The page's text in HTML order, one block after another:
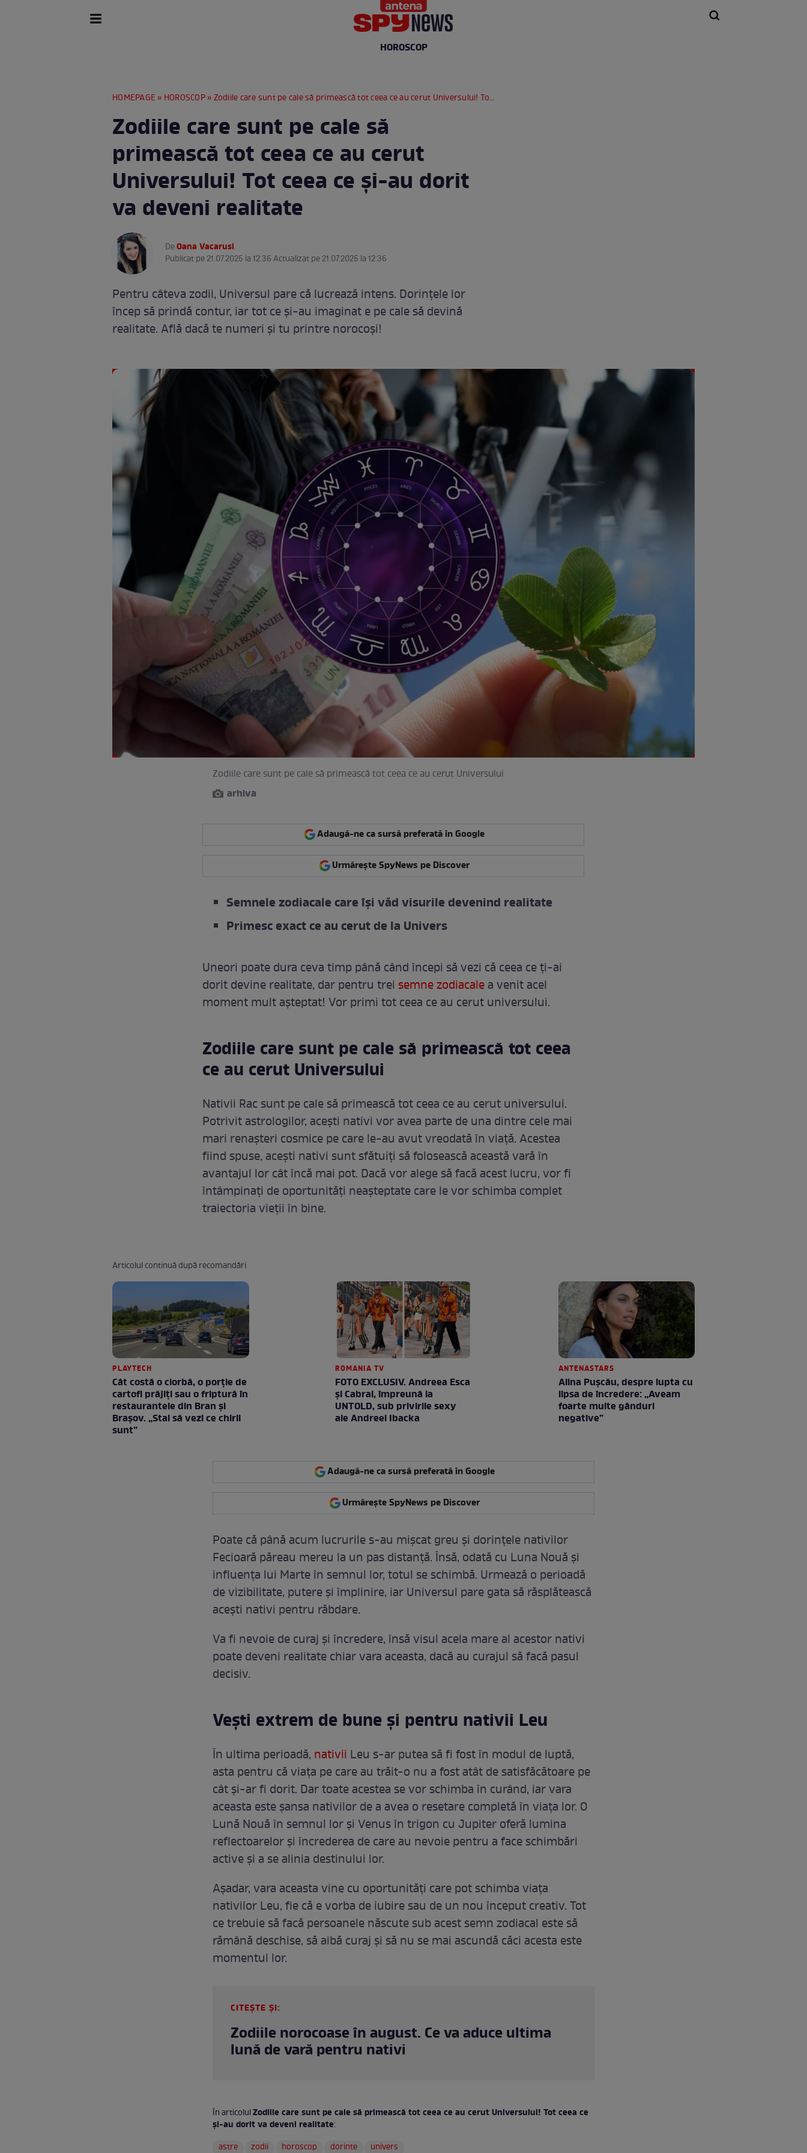
HOROSCOP
HOMEPAGE » HOROSCOP» Zodiile care sunt pe cale să primească tot ceea ce au cerut Universului! Tot ceea ce și-au dorit va deveni realitate
Zodiile care sunt pe cale să
primească tot ceea ce au cerut
Universului! Tot ceea ce și-au dorit
va deveni realitate
DeOana Vacarusi.
Publicat pe 21.07.2025 la 12:36 Actualizat pe 21.07.2025 la 12:36
Pentru câteva zodii, Universul pare că lucrează intens. Dorințele lor
încep să prindă contur, iar tot ce și-au imaginat e pe cale să devină
realitate. Află dacă te numeri și tu printre norocoși!
Zodiile care sunt pe cale să primească tot ceea ce au cerut Universului
arhiva
Adaugă-ne ca sursă preferată în Google
Urmărește SpyNews pe Discover
Semnele zodiacale care își văd visurile devenind realitate
Primesc exact ce au cerut de la Univers
Uneori poate dura ceva timp până când începi să vezi că ceea ce ți-ai
dorit devine realitate, dar pentru trei semne zodiacalea venit acel
moment mult așteptat! Vor primi tot ceea ce au cerut universului.
Zodiile care sunt pe cale să primească tot ceea
ce au cerut Universului
Nativii Rac sunt pe cale să primească tot ceea ce au cerut universului.
Potrivit astrologilor, acești nativi vor avea parte de una dintre cele mai
mari renașteri cosmice pe care le-au avut vreodată în viață. Acestea
fiind spuse, acești nativi sunt sfătuiți să folosească această vară în
avantajul lor cât încă mai pot. Dacă vor alege să facă acest lucru, vor fi
întâmpinați de oportunități neașteptate care le vor schimba complet
traiectoria vieții în bine.
Articolul continuă după recomandări
PLAYTECH
Cât costă o ciorbă, o porţie de
cartofi prăjiţi sau o friptură în
restaurantele din Bran şi
Braşov. „Stai să vezi ce chirii
sunt”
ROMANIA TV
FOTO EXCLUSIV. Andreea Esca
şi Cabral, împreună la
UNTOLD, sub privirile sexy
ale Andreei Ibacka
ANTENASTARS
Alina Pușcău, despre lupta cu
lipsa de încredere: „Aveam
foarte multe gânduri
negative”
Adaugă-ne ca sursă preferată în Google
Urmărește SpyNews pe Discover
Poate că până acum lucrurile s-au mișcat greu și dorințele nativilor
Fecioară păreau mereu la un pas distanță. Însă, odată cu Luna Nouă și
influența lui Marte în semnul lor, totul se schimbă. Urmează o perioadă
de vizibilitate, putere și împlinire, iar Universul pare gata să răsplătească
acești nativi pentru răbdare.
Va fi nevoie de curaj și încredere, însă visul acela mare al acestor nativi
poate deveni realitate chiar vara aceasta, dacă au curajul să facă pasul
decisiv.
Vești extrem de bune și pentru nativii Leu
În ultima perioadă, nativii Leu s-ar putea să fi fost în modul de luptă,
asta pentru că viața pe care au trăit-o nu a fost atât de satisfăcătoare pe
cât și-ar fi dorit. Dar toate acestea se vor schimba în curând, iar vara
aceasta este șansa nativilor de a avea o resetare completă în viața lor. O
Lună Nouă în semnul lor și Venus în trigon cu Jupiter oferă lumina
reflectoarelor și încrederea de care au nevoie pentru a face schimbări
active și a se alinia destinului lor.
Așadar, vara aceasta vine cu oportunități care pot schimba viața
nativilor Leu, fie că e vorba de iubire sau de un nou început creativ. Tot
ce trebuie să facă persoanele născute sub acest semn zodiacal este să
rămână deschise, să aibă curaj și să nu se mai ascundă căci acesta este
momentul lor.
CITEȘTE ȘI:
Zodiile norocoase în august. Ce va aduce ultima
lună de vară pentru nativi
În articolulZodiile care sunt pe cale să primească tot ceea ce au cerut Universului! Tot ceea ce
și-au dorit va deveni realitate:
astre
zodii horoscop dorinte univers